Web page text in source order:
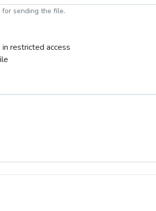
sending the file.
restricted access